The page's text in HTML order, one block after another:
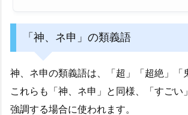
「神、ネ申」の類義語
神、ネ申の類義語は、「超」「超絶」「
これらも「神、ネ申」と同様、「すごい
強調する場合に使われます。